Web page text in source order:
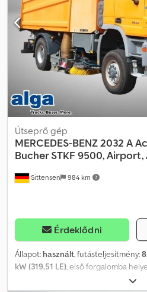
Sittensen 984 km
Útseprő gép
MERCEDES-BENZ2032 A
Bucher STKF 9500, Airport,
Érdeklődni
Állapot: használt, futásteljesítmény:
kW (319,51 LE), első forgalomba
dízel, szín: